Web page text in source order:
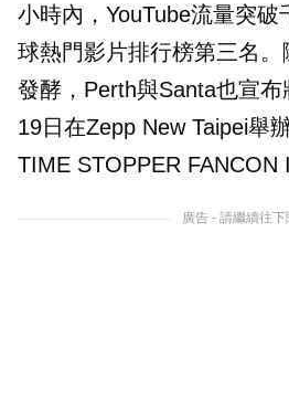
小時內，YouTube流量突破
球熱門影片排行榜第三名
發酵，Perth與Santa也宣布
19日在Zepp New Taipei舉
TIME STOPPER FANCON
廣告 - 請繼續往下